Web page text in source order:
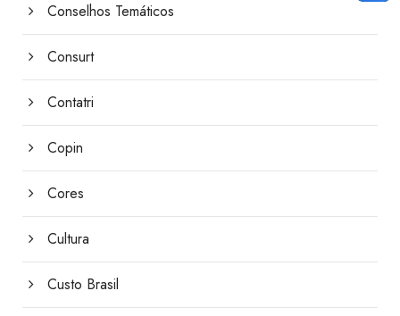
Conselhos Temáticos
Consurt
Contatri
Copin
Cores
Cultura
Custo Brasil